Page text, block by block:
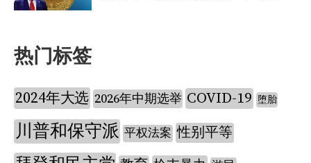
热门标签
2024年大选 2026年中期选举 COVID-19 堕胎
川普和保守派 平权法案 性别平等